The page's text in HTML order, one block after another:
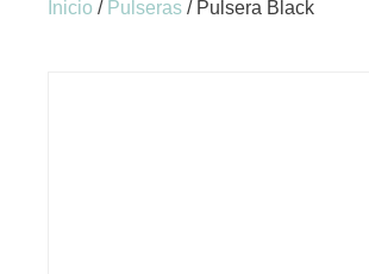
Inicio / Pulseras / Pulsera Black